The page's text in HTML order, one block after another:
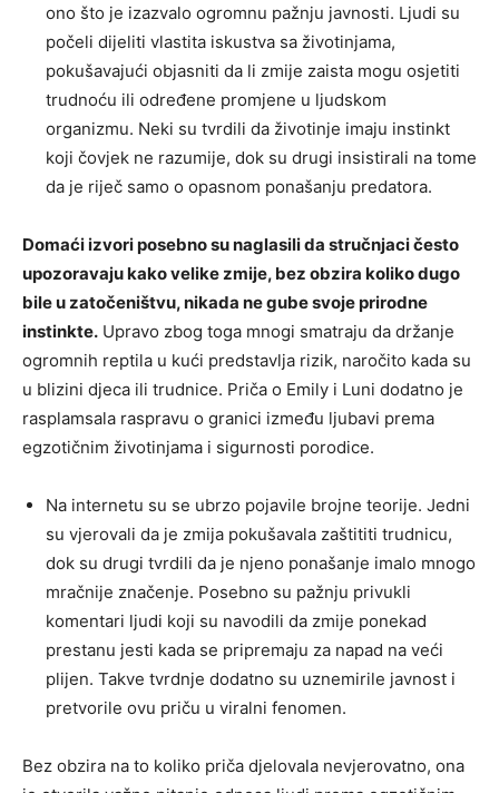
ono što je izazvalo ogromnu pažnju javnosti. Ljudi su
počeli dijeliti vlastita iskustva sa životinjama,
pokušavajući objasniti da li zmije zaista mogu osjetiti
trudnoću ili određene promjene u ljudskom
organizmu. Neki su tvrdili da životinje imaju instinkt
koji čovjek ne razumije, dok su drugi insistirali na tome
da je riječ samo o opasnom ponašanju predatora.
Domaći izvori posebno su naglasili da stručnjaci često
upozoravaju kako velike zmije, bez obzira koliko dugo
bile u zatočeništvu, nikada ne gube svoje prirodne
instinkte. Upravo zbog toga mnogi smatraju da držanje
ogromnih reptila u kući predstavlja rizik, naročito kada su
u blizini djeca ili trudnice. Priča o Emily i Luni dodatno je
rasplamsala raspravu o granici između ljubavi prema
egzotičnim životinjama i sigurnosti porodice.
Na internetu su se ubrzo pojavile brojne teorije. Jedni
su vjerovali da je zmija pokušavala zaštititi trudnicu,
dok su drugi tvrdili da je njeno ponašanje imalo mnogo
mračnije značenje. Posebno su pažnju privukli
komentari ljudi koji su navodili da zmije ponekad
prestanu jesti kada se pripremaju za napad na veći
plijen. Takve tvrdnje dodatno su uznemirile javnost i
pretvorile ovu priču u viralni fenomen.
Bez obzira na to koliko priča djelovala nevjerovatno, ona